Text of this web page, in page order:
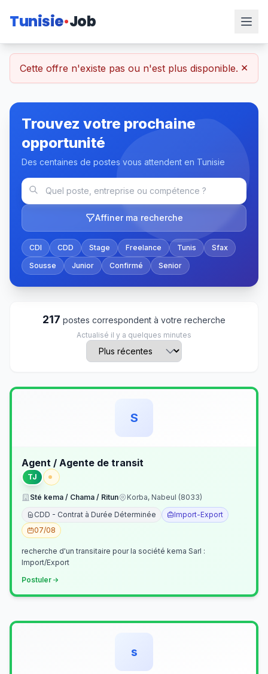
Tunisie Job
Cette offre n'existe pas ou n'est plus disponible. ×
Trouvez votre prochaine
opportunité
Des centaines de postes vous attendent en Tunisie
Affiner ma recherche
CDI CDD Stage Freelance Tunis
Sfax
Sousse
Junior Confirmé Senior
217 postes correspondent à votre recherche
Actualisé il y a quelques minutes
S
Agent / Agente de transit
TJ
Sté kema / Chama / Ritun
Korba, Nabeul (8033)
CDD - Contrat à Durée Déterminée
Import-Export
07/08
recherche d'un transitaire pour la société kema Sarl :
Import/Export
Postuler
s